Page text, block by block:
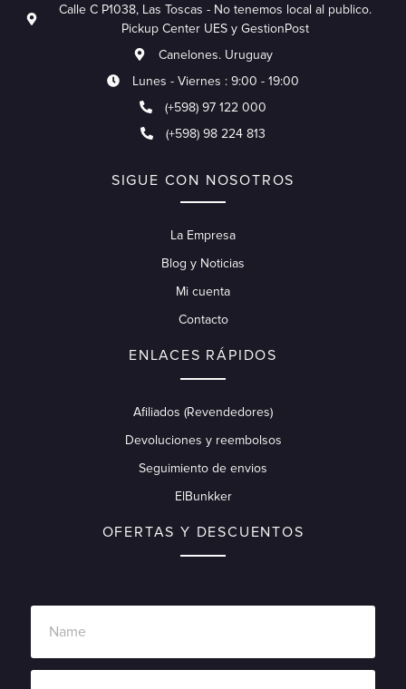
Calle C P1038, Las Toscas - No tenemos local al publico.
Pickup Center UES y GestionPost
Canelones. Uruguay
Lunes - Viernes : 9:00 - 19:00
(+598) 97 122 000
(+598) 98 224 813
SIGUE CON NOSOTROS
La Empresa
Blog y Noticias
Mi cuenta
Contacto
ENLACES RÁPIDOS
Afiliados (Revendedores)
Devoluciones y reembolsos
Seguimiento de envios
ElBunkker
OFERTAS Y DESCUENTOS